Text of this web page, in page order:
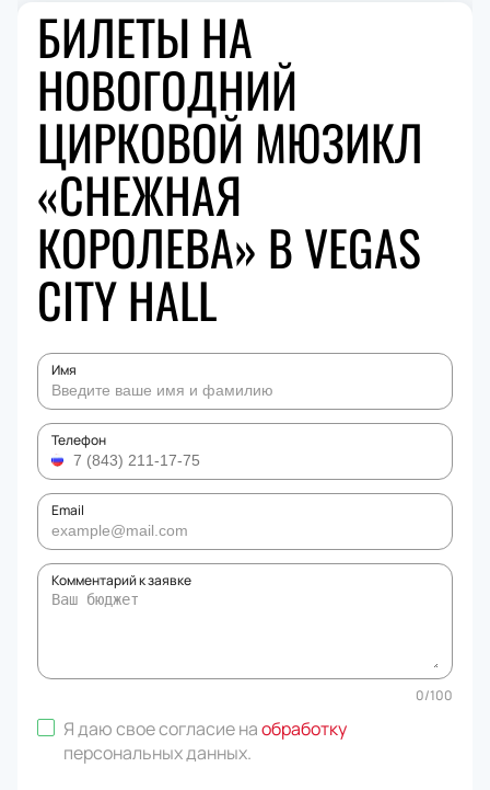
БИЛЕТЫ НА
НОВОГОДНИЙ
ЦИРКОВОЙ МЮЗИКЛ
«СНЕЖНАЯ
КОРОЛЕВА» В VEGAS
CITY HALL
Имя
Телефон
Email
Комментарий к заявке
0/100
Я даю свое согласие наобработку
персональных данных.